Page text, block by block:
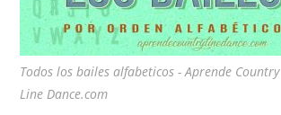
Todos los bailes alfabeticos - Aprende Country
Line Dance.com